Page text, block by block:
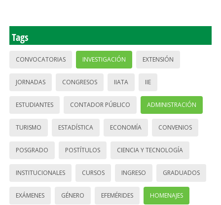
Tags
CONVOCATORIAS INVESTIGACIÓN EXTENSIÓN
JORNADAS CONGRESOS IIATA IIE
ESTUDIANTES CONTADOR PÚBLICO ADMINISTRACIÓN
TURISMO ESTADÍSTICA ECONOMÍA CONVENIOS
POSGRADO POSTÍTULOS CIENCIA Y TECNOLOGÍA
INSTITUCIONALES CURSOS INGRESO GRADUADOS
EXÁMENES GÉNERO EFEMÉRIDES HOMENAJES